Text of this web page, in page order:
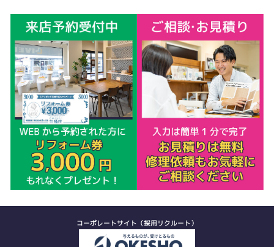
コーポレートサイト（採用リクルート）